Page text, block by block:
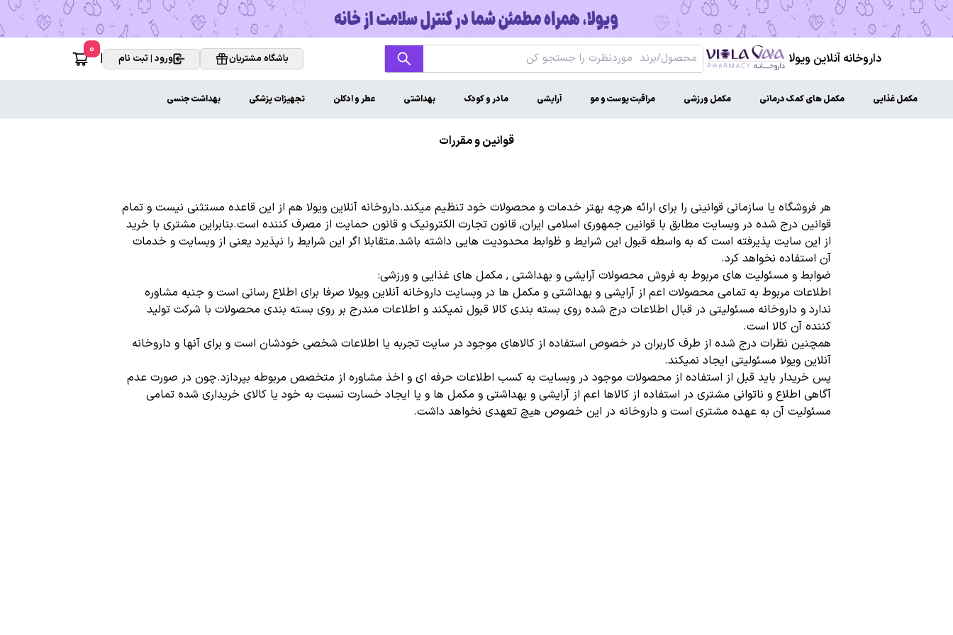
داروخانه آنلاین ویولا باشگاه مشتریان ورود | ثبت نام |
0
مکمل غذایی مکمل های کمک درمانی مکمل ورزشی مراقبت پوست و مو آرایشی مادر و کودک بهداشتی عطر و ادکلن تجهیزات پزشکی بهداشت جنسی
قوانین و مقررات
هر فروشگاه یا سازمانی قوانینی را برای ارائه هرچه بهتر خدمات و محصولات خود تنظیم میکند.داروخانه آنلاین ویولا هم از این قاعده مستثنی نیست و تمام
قوانین درج شده در وبسایت مطابق با قوانین جمهوری اسلامی ایران, قانون تجارت الکترونیک و قانون حمایت از مصرف کننده است.بنابراین مشتری با خرید
از این سایت پذیرفته است که به واسطه قبول این شرایط و ظوابط محدودیت هایی داشته باشد.متقابلا اگر این شرایط را نپذیرد یعنی از وبسایت و خدمات
آن استفاده نخواهد کرد.
ضوابط و مسئولیت های مربوط به فروش محصولات آرایشی و بهداشتی , مکمل های غذایی و ورزشی:
اطلاعات مربوط به تمامی محصولات اعم از آرایشی و بهداشتی و مکمل ها در وبسایت داروخانه آنلاین ویولا صرفا برای اطلاع رسانی است و جنبه مشاوره
ندارد و داروخانه مسئولیتی در قبال اطلاعات درج شده روی بسته بندی کالا قبول نمیکند و اطلاعات مندرج بر روی بسته بندی محصولات با شرکت تولید
کننده آن کالا است.
همچنین نظرات درج شده از طرف کاربران در خصوص استفاده از کالاهای موجود در سایت تجربه یا اطلاعات شخصی خودشان است و برای آنها و داروخانه
آنلاین ویولا مسئولیتی ایجاد نمیکند.
پس خریدار باید قبل از استفاده از محصولات موجود در وبسایت به کسب اطلاعات حرفه ای و اخذ مشاوره از متخصص مربوطه بپردازد.چون در صورت عدم
آگاهی اطلاع و ناتوانی مشتری در استفاده از کالاها اعم از آرایشی و بهداشتی و مکمل ها و یا ایجاد خسارت نسبت به خود یا کالای خریداری شده تمامی
مسئولیت آن به عهده مشتری است و داروخانه در این خصوص هیچ تعهدی نخواهد داشت.